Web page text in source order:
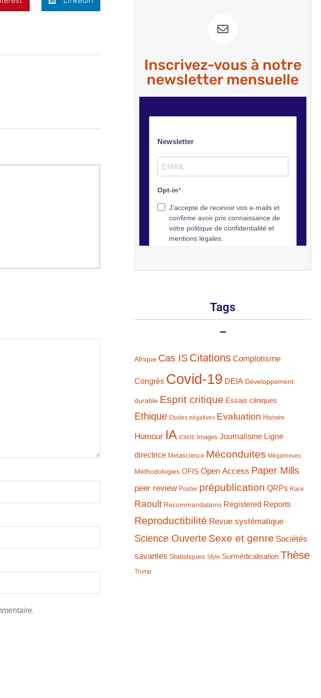
Inscrivez-vous à notre
newsletter mensuelle
Tags
–
Afrique Cas IS Citations Complotisme
Congrès Covid-19 DEIA Développement
durable Esprit critique Essais cliniques
Ethique Etudes négatives Evaluation Histoire
Humour IA ICMJE Images Journalisme Ligne
directrice Metascience Méconduites Mégarevues
Méthodologies OFIS Open Access Paper Mills
peer review Poster prépublication QRPs Race
Raoult Recommandations Registered Reports
Reproductibilité Revue systématique
Science Ouverte Sexe et genre Sociétés
savantes Statistiques Style Surmédicalisation Thèse
Trump